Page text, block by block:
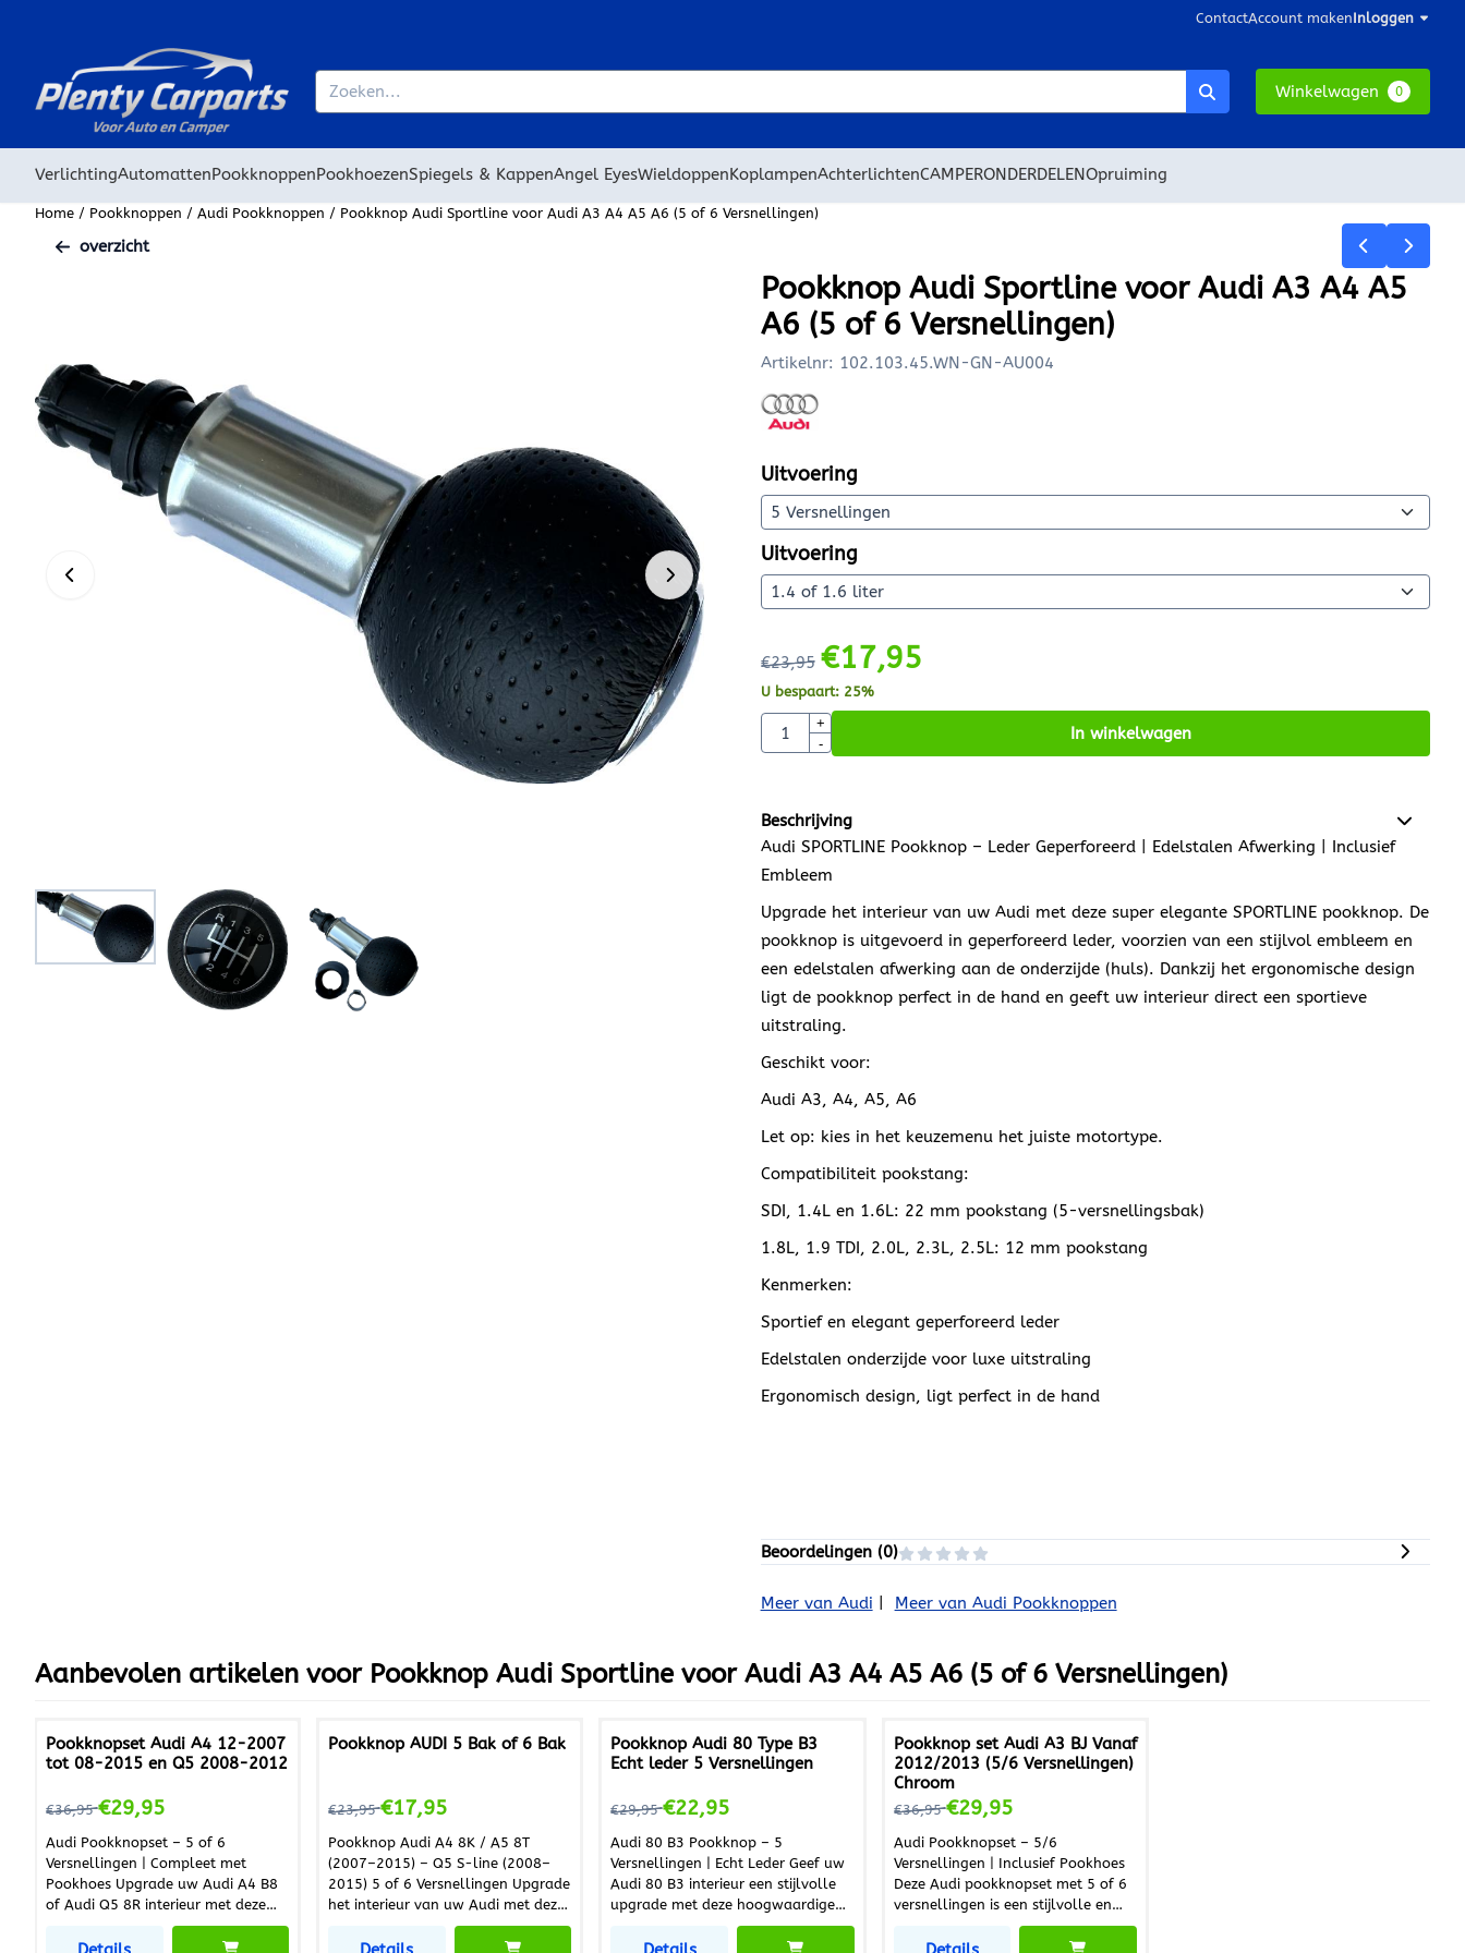
ContactAccount makenInloggen
Zoeken
Winkelwagen 0
VerlichtingAutomattenPookknoppenPookhoezenSpiegels & KappenAngel EyesWieldoppenKoplampenAchterlichtenCAMPERONDERDELENOpruiming
Home / Pookknoppen / Audi Pookknoppen / Pookknop Audi Sportline voor Audi A3 A4 A5 A6 (5 of 6 Versnellingen)
overzicht
Pookknop Audi Sportline voor Audi A3 A4 A5
A6 (5 of 6 Versnellingen)
Artikelnr: 102.103.45.WN-GN-AU004
Uitvoering
Uitvoering
€23,95 €17,95
U bespaart: 25%
Aantal
+
-
In winkelwagen
Beschrijving
Audi SPORTLINE Pookknop – Leder Geperforeerd | Edelstalen Afwerking | Inclusief
Embleem
Upgrade het interieur van uw Audi met deze super elegante SPORTLINE pookknop. De
pookknop is uitgevoerd in geperforeerd leder, voorzien van een stijlvol embleem en
een edelstalen afwerking aan de onderzijde (huls). Dankzij het ergonomische design
ligt de pookknop perfect in de hand en geeft uw interieur direct een sportieve
uitstraling.
Geschikt voor:
Audi A3, A4, A5, A6
Let op: kies in het keuzemenu het juiste motortype.
Compatibiliteit pookstang:
SDI, 1.4L en 1.6L: 22 mm pookstang (5-versnellingsbak)
1.8L, 1.9 TDI, 2.0L, 2.3L, 2.5L: 12 mm pookstang
Kenmerken:
Sportief en elegant geperforeerd leder
Edelstalen onderzijde voor luxe uitstraling
Ergonomisch design, ligt perfect in de hand
Beoordelingen (0)
Meer van Audi Meer van Audi Pookknoppen
Aanbevolen artikelen voor Pookknop Audi Sportline voor Audi A3 A4 A5 A6 (5 of 6 Versnellingen)
Pookknopset Audi A4 12-2007
tot 08-2015 en Q5 2008-2012
Van 36,95 voor 29,95
€36,95€29,95
Audi Pookknopset – 5 of 6
Versnellingen | Compleet met
Pookhoes Upgrade uw Audi A4 B8
of Audi Q5 8R interieur met deze
complete pookknopset voor 5/6
versnellingen. De set bestaat uit
Pookknop AUDI 5 Bak of 6 Bak
Van 23,95 voor 17,95
€23,95€17,95
Pookknop Audi A4 8K / A5 8T
(2007–2015) – Q5 S-line (2008–
2015) 5 of 6 Versnellingen Upgrade
het interieur van uw Audi met deze
hoogwaardige echt lederen
pookknop . De pookknop heeft een
Pookknop Audi 80 Type B3
Echt leder 5 Versnellingen
Van 29,95 voor 22,95
€29,95€22,95
Audi 80 B3 Pookknop – 5
Versnellingen | Echt Leder Geef uw
Audi 80 B3 interieur een stijlvolle
upgrade met deze hoogwaardige
pookknop met 5 versnellingen. De
pookknop is uitgevoerd in echt
Pookknop set Audi A3 BJ Vanaf
2012/2013 (5/6 Versnellingen)
Chroom
Van 36,95 voor 29,95
€36,95€29,95
Audi Pookknopset – 5/6
Versnellingen | Inclusief Pookhoes
Deze Audi pookknopset met 5 of 6
versnellingen is een stijlvolle en
praktische upgrade voor uw auto.
De set bestaat uit een pookknop en